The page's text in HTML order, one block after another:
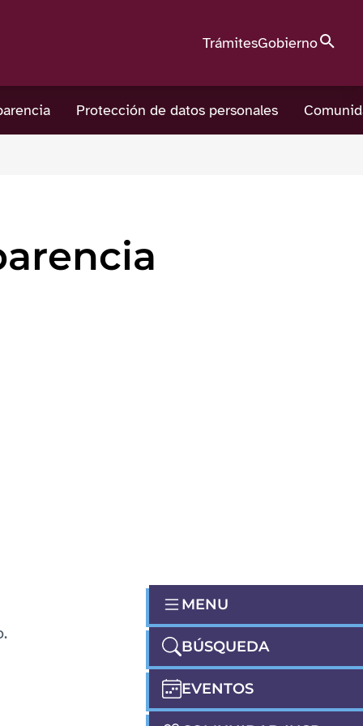
TrámitesGobierno
Protección de datos personales
MENU
BÚSQUEDA
EVENTOS